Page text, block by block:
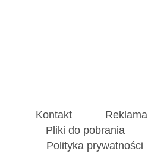
Kontakt Reklama
Pliki do pobrania
Polityka prywatności